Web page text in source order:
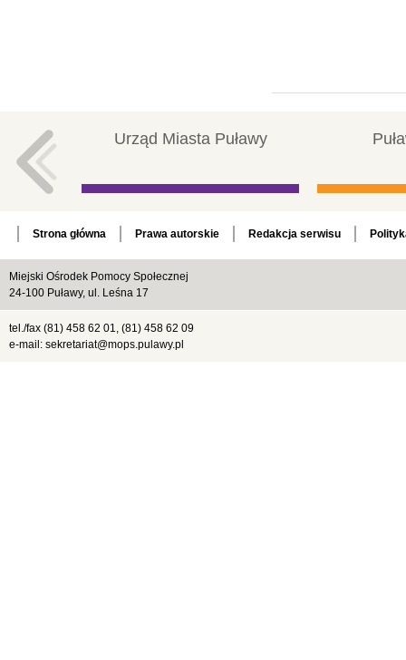
Urząd Miasta Puławy
Strona główna Prawa autorskie Redakcja serwisu
Miejski Ośrodek Pomocy Społecznej
24-100 Puławy, ul. Leśna 17
tel./fax (81) 458 62 01, (81) 458 62 09
e-mail: sekretariat@mops.pulawy.pl